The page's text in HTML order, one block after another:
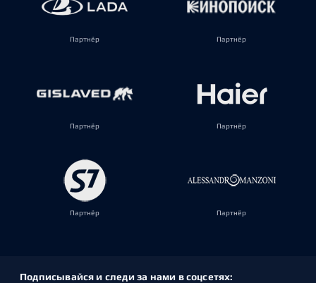
Партнёр Партнёр
Партнёр Партнёр
Партнёр Партнёр
Подписывайся и следи за нами в соцсетях: